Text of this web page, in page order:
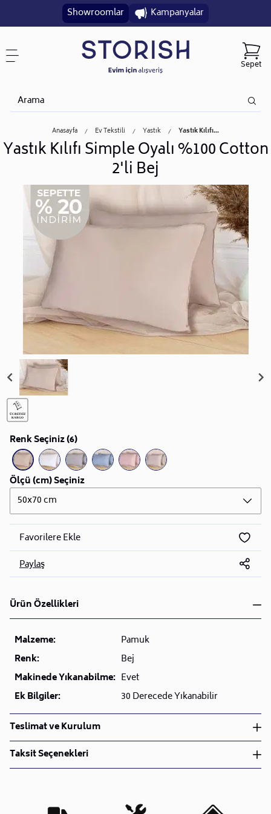
Showroomlar Kampanyalar
Sepet
Anasayfa Ev Tekstili Yastık Yastık Kılıfı...
Yastık Kılıfı Simple Oyalı %100 Cotton
2'li Bej
Renk Seçiniz (6)
Ölçü (cm) Seçiniz
50x70 cm
Favorilere Ekle
Paylaş
Ürün Özellikleri
Malzeme:
Pamuk
Renk:
Bej
Makinede Yıkanabilme: Evet
Ek Bilgiler:
30 Derecede Yıkanabilir
Teslimat ve Kurulum
Teslimat ve Kurulum
• Siparişlerinizi aldıktan sonra en kısa sürede işleme
Kargo süreçlerimizi güçlü lojistik ağımızla
Taksit Seçenekleri